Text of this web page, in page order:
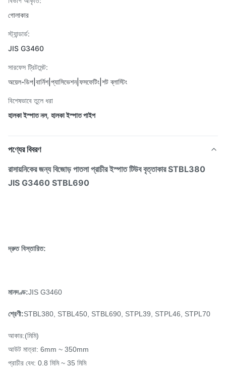
গোলাকার
স্ট্যান্ডার্ড:
JIS G3460
সারফেস ট্রিটমেন্ট:
অয়েল-ডিপ|বার্নিশ|প্যাসিভেশন|ফসফেটিং|শট ব্লাস্টিং
বিশেষভাবে তুলে ধরা
হালকা ইস্পাত নল, হালকা ইস্পাত পাইপ
পণ্যের বিবরণ
রাসায়নিকের জন্য বিজোড় পাতলা প্রাচীর ইস্পাত টিউব বৃত্তাকার STBL380
JIS G3460 STBL690
দ্রুত বিস্তারিত:
মানদণ্ড:JIS G3460
শ্রেণী:STBL380, STBL450, STBL690, STPL39, STPL46, STPL70
আকার:(মিমি)
আউট মাত্রা: 6mm ~ 350mm
প্রাচীর বেধ: 0.8 মিমি ~ 35 মিমি